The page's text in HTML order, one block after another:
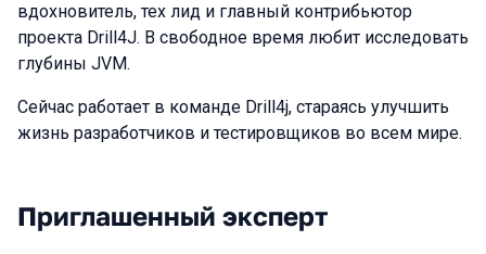
вдохновитель, тех лид и главный контрибьютор
проекта Drill4J. В свободное время любит исследовать
глубины JVM.
Сейчас работает в команде Drill4j, стараясь улучшить
жизнь разработчиков и тестировщиков во всем мире.
Выступления в сезоне 2021 Moscow
Приглашенный эксперт